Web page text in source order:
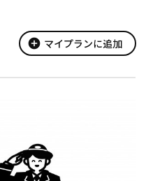
add_circle マイプランに追加